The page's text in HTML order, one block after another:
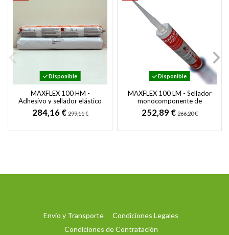
Disponible
MAXFLEX 100 HM -
Adhesivo y sellador elástico
de poliuretano para usos de
construcción...
284,16 € 299,11 €
Disponible
MAXFLEX 100 LM - Sellador
monocomponente de
poliuretano
252,89 € 266,20 €
Envío y Transporte
Condiciones Legales
Condiciones de Contratación